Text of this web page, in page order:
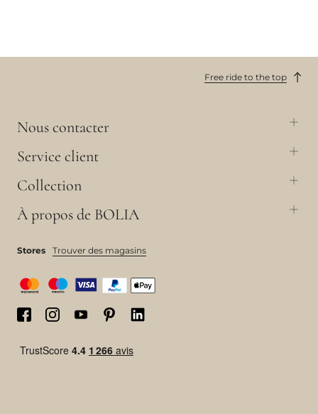
Free ride to the top
Nous contacter
Service client
Collection
À propos de BOLIA
Stores Trouver des magasins